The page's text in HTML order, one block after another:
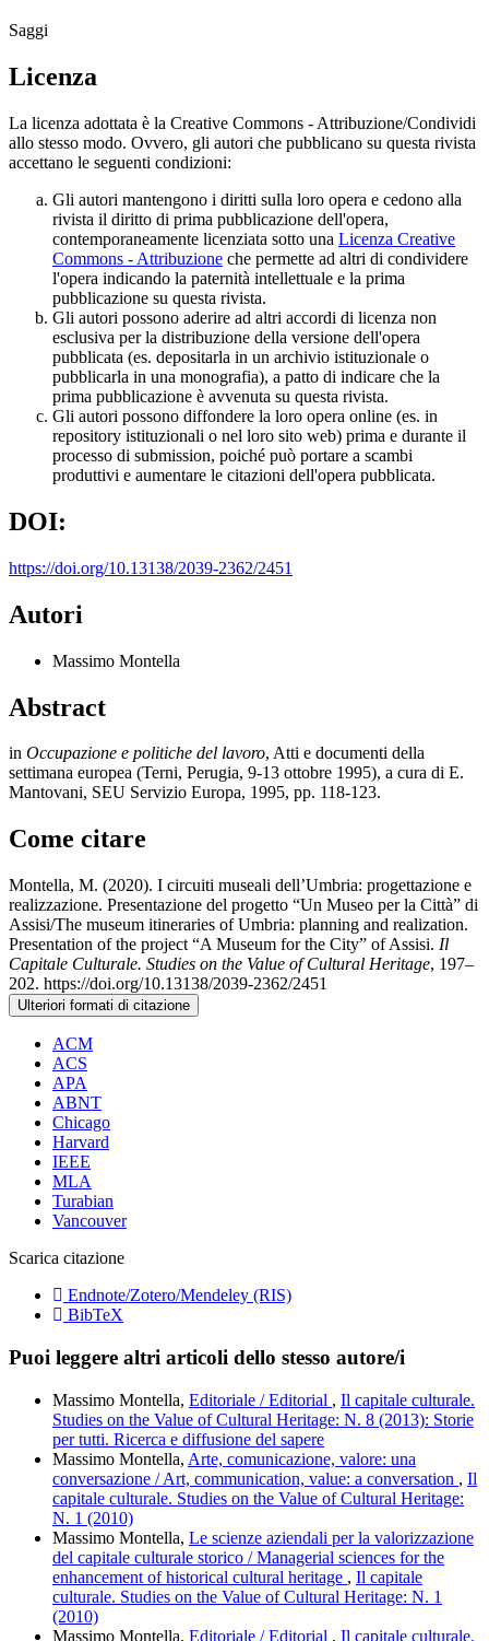
Saggi
Licenza
La licenza adottata è la Creative Commons - Attribuzione/Condividi
allo stesso modo. Ovvero, gli autori che pubblicano su questa rivista
accettano le seguenti condizioni:
Gli autori mantengono i diritti sulla loro opera e cedono alla
rivista il diritto di prima pubblicazione dell'opera,
contemporaneamente licenziata sotto una Licenza Creative
Commons - Attribuzione che permette ad altri di condividere
l'opera indicando la paternità intellettuale e la prima
pubblicazione su questa rivista.
Gli autori possono aderire ad altri accordi di licenza non
esclusiva per la distribuzione della versione dell'opera
pubblicata (es. depositarla in un archivio istituzionale o
pubblicarla in una monografia), a patto di indicare che la
prima pubblicazione è avvenuta su questa rivista.
Gli autori possono diffondere la loro opera online (es. in
repository istituzionali o nel loro sito web) prima e durante il
processo di submission, poiché può portare a scambi
produttivi e aumentare le citazioni dell'opera pubblicata.
DOI:
https://doi.org/10.13138/2039-2362/2451
Autori
Massimo Montella
Abstract
in Occupazione e politiche del lavoro, Atti e documenti della
settimana europea (Terni, Perugia, 9-13 ottobre 1995), a cura di E.
Mantovani, SEU Servizio Europa, 1995, pp. 118-123.
Come citare
Montella, M. (2020). I circuiti museali dell’Umbria: progettazione e
realizzazione. Presentazione del progetto “Un Museo per la Città” di
Assisi/The museum itineraries of Umbria: planning and realization.
Presentation of the project “A Museum for the City” of Assisi. Il
Capitale Culturale. Studies on the Value of Cultural Heritage, 197–
202. https://doi.org/10.13138/2039-2362/2451
Ulteriori formati di citazione
ACM
ACS
APA
ABNT
Chicago
Harvard
IEEE
MLA
Turabian
Vancouver
Scarica citazione
Endnote/Zotero/Mendeley (RIS)
BibTeX
Puoi leggere altri articoli dello stesso autore/i
Massimo Montella, Editoriale / Editorial , Il capitale culturale.
Studies on the Value of Cultural Heritage: N. 8 (2013): Storie
per tutti. Ricerca e diffusione del sapere
Massimo Montella, Arte, comunicazione, valore: una
conversazione / Art, communication, value: a conversation , Il
capitale culturale. Studies on the Value of Cultural Heritage:
N. 1 (2010)
Massimo Montella, Le scienze aziendali per la valorizzazione
del capitale culturale storico / Managerial sciences for the
enhancement of historical cultural heritage , Il capitale
culturale. Studies on the Value of Cultural Heritage: N. 1
(2010)
Massimo Montella, Editoriale / Editorial , Il capitale culturale.